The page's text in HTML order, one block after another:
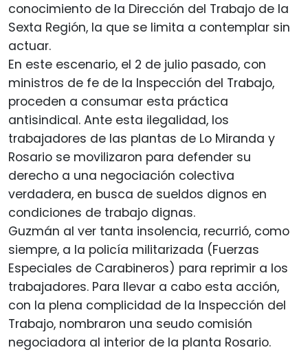
conocimiento de la Dirección del Trabajo de la
Sexta Región, la que se limita a contemplar sin
actuar.
En este escenario, el 2 de julio pasado, con
ministros de fe de la Inspección del Trabajo,
proceden a consumar esta práctica
antisindical. Ante esta ilegalidad, los
trabajadores de las plantas de Lo Miranda y
Rosario se movilizaron para defender su
derecho a una negociación colectiva
verdadera, en busca de sueldos dignos en
condiciones de trabajo dignas.
Guzmán al ver tanta insolencia, recurrió, como
siempre, a la policía militarizada (Fuerzas
Especiales de Carabineros) para reprimir a los
trabajadores. Para llevar a cabo esta acción,
con la plena complicidad de la Inspección del
Trabajo, nombraron una seudo comisión
negociadora al interior de la planta Rosario.